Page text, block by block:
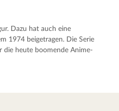
Dazu hat auch eine
1974 beigetragen. Die Serie
die heute boomende Anime-